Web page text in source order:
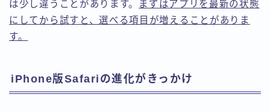
は少し違うことがあります。
まずはアプリを最新の状態
にしてから試すと、選べる項目が増えることがありま
す。
iPhone版Safariの進化がきっかけ